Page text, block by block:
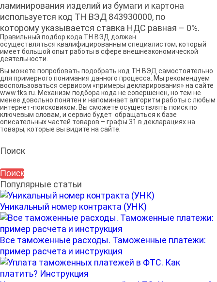
ламинирования изделий из бумаги и картона
используется код ТН ВЭД 843930000, по
которому указывается ставка НДС равная – 0%.
Правильный подбор кода ТН ВЭД должен
осуществляться квалифицированным специалистом, который
имеет большой опыт работы в сфере внешнеэкономической
деятельности.
Вы можете попробовать подобрать код ТН ВЭД самостоятельно
для примерного понимания данного процесса. Мы рекомендуем
воспользоваться сервисом «примеры декларирования» на сайте
www.tks.ru. Механизм подбора кода не совершенен, но тем не
менее довольно понятен и напоминает алгоритм работы с любым
интернет-поисковиком. Вы сможете осуществлять поиск по
ключевым словам, и сервис будет обращаться к базе
описательных частей товаров – графы 31 в декларациях на
товары, которые вы видите на сайте.
Поиск
Популярные статьи
Уникальный номер контракта (УНК)
Все таможенные расходы. Таможенные платежи:
пример расчета и инструкция